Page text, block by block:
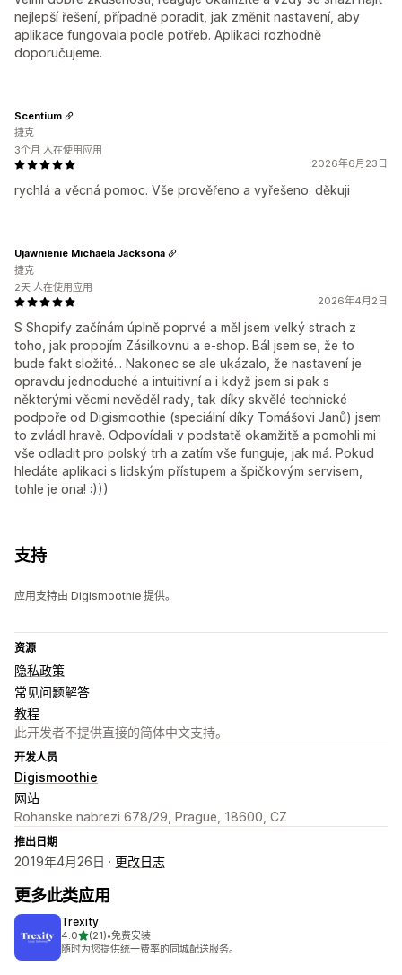
nejlepší řešení, případně poradit, jak změnit nastavení, aby
aplikace fungovala podle potřeb. Aplikaci rozhodně
doporučujeme.
2026年6月23日
rychlá a věcná pomoc. Vše prověřeno a vyřešeno. děkuji
Scentium
捷克
3个月 人在使用应用
2026年4月2日
S Shopify začínám úplně poprvé a měl jsem velký strach z
toho, jak propojím Zásilkovnu a e-shop. Bál jsem se, že to
bude fakt složité... Nakonec se ale ukázalo, že nastavení je
opravdu jednoduché a intuitivní a i když jsem si pak s
některými věcmi nevěděl rady, tak díky skvělé technické
podpoře od Digismoothie (speciální díky Tomášovi Janů) jsem
to zvládl hravě. Odpovídali v podstatě okamžitě a pomohli mi
vše odladit pro polský trh a zatím vše funguje, jak má. Pokud
hledáte aplikaci s lidským přístupem a špičkovým servisem,
tohle je ona! :)))
Ujawnienie Michaela Jacksona
捷克
2天 人在使用应用
支持
应用支持由 Digismoothie 提供。
资源
隐私政策
常见问题解答
教程
此开发者不提供直接的简体中文支持。
开发人员
Digismoothie
网站
Rohanske nabrezi 678/29, Prague, 18600, CZ
推出日期
2019年4月26日 · 更改日志
更多此类应用
Trexity
4.0星（满分 5 星）
(21)
总共 21 条评论
•免费安装
随时为您提供统一费率的同城配送服务。